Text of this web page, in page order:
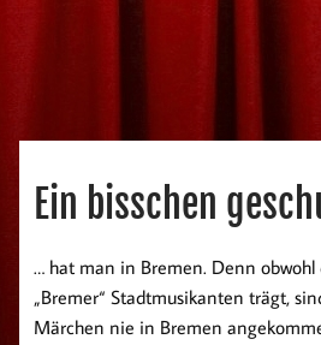
Ein bisschen
… hat man in Bremen. Denn
„Bremer“ Stadtmusikanten trägt,
Märchen nie in Bremen